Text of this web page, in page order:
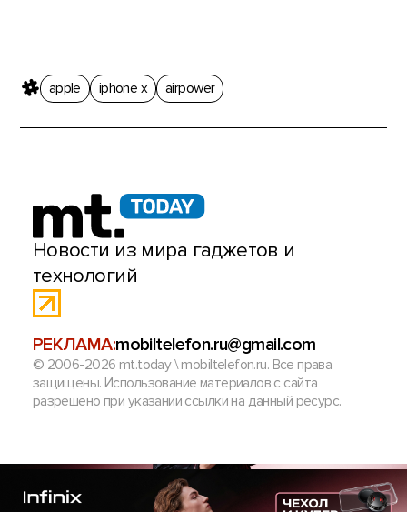
apple iphone x airpower
Новости из мира гаджетов и
технологий
РЕКЛАМА:mobiltelefon.ru@gmail.com
© 2006-2026 mt.today \ mobiltelefon.ru. Все права
защищены. Использование материалов с сайта
разрешено при указании ссылки на данный ресурс.